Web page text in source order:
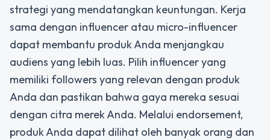
strategi yang mendatangkan keuntungan. Kerja
sama dengan influencer atau micro-influencer
dapat membantu produk Anda menjangkau
audiens yang lebih luas. Pilih influencer yang
memiliki followers yang relevan dengan produk
Anda dan pastikan bahwa gaya mereka sesuai
dengan citra merek Anda. Melalui endorsement,
produk Anda dapat dilihat oleh banyak orang dan